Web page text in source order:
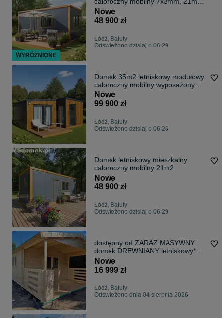
całoroczny mobilny 7x3mm, 21m2
wyposażony pod klucz
Nowe
48 900 zł
Łódź, Bałuty
Odświeżono dzisiaj o 06:29
Domek 35m2 letniskowy modułowy
całoroczny mobilny wyposażony
pod klucz
Nowe
99 900 zł
Łódź, Bałuty
Odświeżono dzisiaj o 06:26
Domek letniskowy mieszkalny
całoroczny mobilny 21m2
Nowe
48 900 zł
Łódź, Bałuty
Odświeżono dzisiaj o 06:29
dostępny od ZARAZ MASYWNY
domek DREWNIANY letniskowy*6m
x4m*24m2* 34mm
Nowe
16 999 zł
Łódź, Bałuty
Odświeżono dnia 04 sierpnia 2026
WYRÓŻNIONE